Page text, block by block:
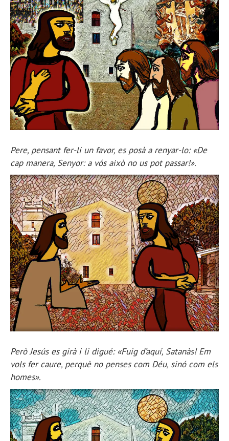
Pere, pensant fer-li un favor, es posà a renyar-lo: «De
cap manera, Senyor: a vós això no us pot passar!».
Però Jesús es girà i li digué: «Fuig d’aquí, Satanàs! Em
vols fer caure, perquè no penses com Déu, sinó com els
homes».